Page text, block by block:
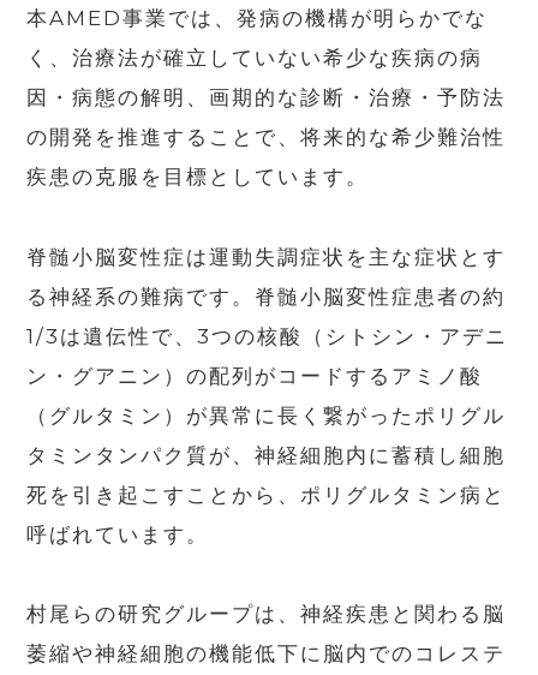
本AMED事業では、発病の機構が明らかでな
く、治療法が確立していない希少な疾病の病
因・病態の解明、画期的な診断・治療・予防法
の開発を推進することで、将来的な希少難治性
疾患の克服を目標としています。
脊髄小脳変性症は運動失調症状を主な症状とす
る神経系の難病です。脊髄小脳変性症患者の約
1/3は遺伝性で、3つの核酸（シトシン・アデニ
ン・グアニン）の配列がコードするアミノ酸
（グルタミン）が異常に長く繋がったポリグル
タミンタンパク質が、神経細胞内に蓄積し細胞
死を引き起こすことから、ポリグルタミン病と
呼ばれています。
村尾らの研究グループは、神経疾患と関わる脳
萎縮や神経細胞の機能低下に脳内でのコレステ